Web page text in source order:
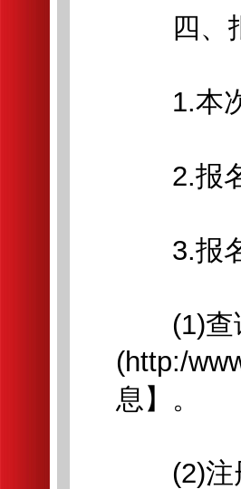
四、
1.本次
2.报名
3.报名
(1)查询
(http:/
息】。
(2)注册